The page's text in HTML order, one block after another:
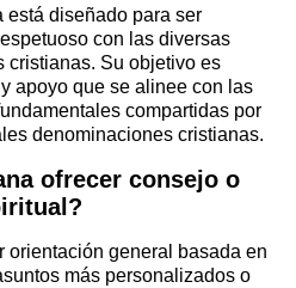
está diseñado para ser
con las diversas
cristianas. Su objetivo es
apoyo que se alinee con las
compartidas por
denominaciones cristianas.
ofrecer consejo o
orientación general basada en
más personalizados o